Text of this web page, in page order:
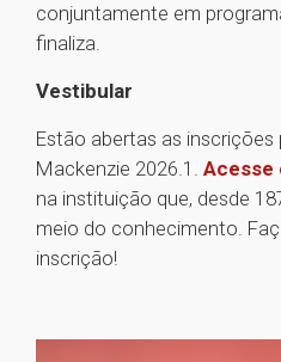
conjuntamente em
finaliza.
Vestibular
Estão abertas as inscrições
Mackenzie 2026.1. Acesse
na instituição que, desde
meio do conhecimento.
inscrição!